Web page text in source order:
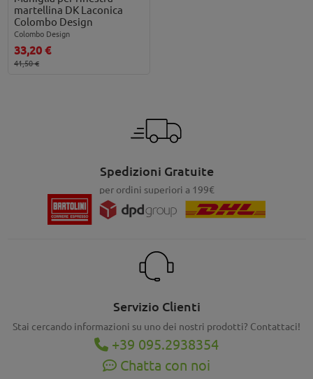
martellina DK Laconica
Colombo Design
Colombo Design
33,20 €
41,50 €
Spedizioni Gratuite
per ordini superiori a 199€
Servizio Clienti
Stai cercando informazioni su uno dei nostri prodotti? Contattaci!
+39 095.2938354
Chatta con noi